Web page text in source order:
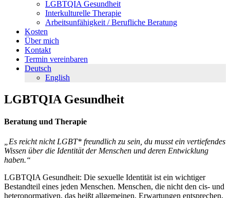
LGBTQIA Gesundheit
Interkulturelle Therapie
Arbeitsunfähigkeit / Berufliche Beratung
Kosten
Über mich
Kontakt
Termin vereinbaren
Deutsch
English
LGBTQIA Gesundheit
Beratung und Therapie
„Es reicht nicht LGBT* freundlich zu sein, du musst ein vertiefendes
Wissen über die Identität der Menschen und deren Entwicklung
haben.“
LGBTQIA Gesundheit: Die sexuelle Identität ist ein wichtiger
Bestandteil eines jeden Menschen. Menschen, die nicht den cis- und
heteronormativen, das heißt allgemeinen, Erwartungen entsprechen,